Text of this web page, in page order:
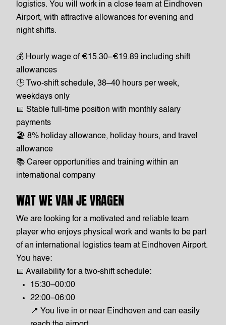
logistics. You will work in a close team at Eindhoven
Airport, with attractive allowances for evening and
night shifts.
💰 Hourly wage of €15.30–€19.89 including shift
allowances
🕒 Two-shift schedule, 38–40 hours per week,
weekdays only
📅 Stable full-time position with monthly salary
payments
🏖️ 8% holiday allowance, holiday hours, and travel
allowance
📚 Career opportunities and training within an
international company
WAT WE VAN JE VRAGEN
We are looking for a motivated and reliable team
player who enjoys physical work and wants to be part
of an international logistics team at Eindhoven Airport.
You have:
📅 Availability for a two-shift schedule:
15:30–00:00
22:00–06:00
📍 You live in or near Eindhoven and can easily